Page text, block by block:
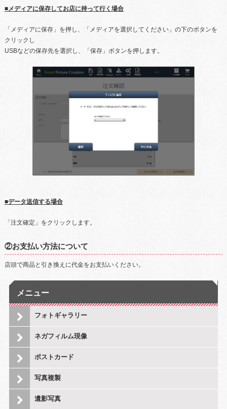
■メディアに保存してお店に持って行く場合
「メディアに保存」を押し、「メディアを選択してください」の下のボタンを
クリックし
USBなどの保存先を選択し、「保存」ボタンを押します。
■データ送信する場合
「注文確定」をクリックします。
②お支払い方法について
店頭で商品と引き換えに代金をお支払いください。
メニュー
フォトギャラリー
ネガフィルム現像
ポストカード
写真複製
遺影写真